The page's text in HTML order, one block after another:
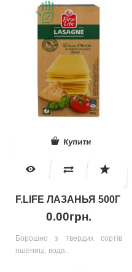
Купити
F.LIFE ЛАЗАНЬЯ 500Г
0.00грн.
Борошно з твердих сортів
пшениці, вода..